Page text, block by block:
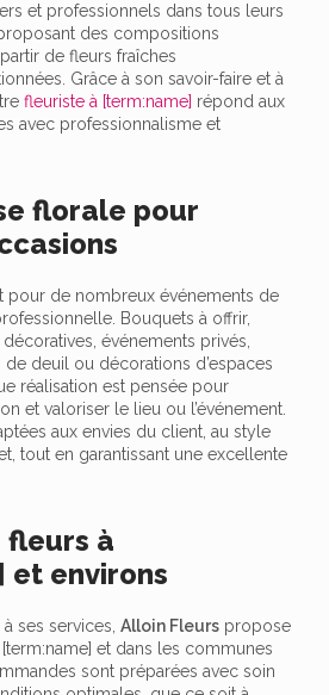
et professionnels dans tous leurs
des compositions
de fleurs fraîches
Grâce à son savoir-faire et à
fleuriste à [term:name] répond aux
avec professionnalisme et
florale pour
pour de nombreux événements de
Bouquets à offrir,
événements privés,
deuil ou décorations d’espaces
réalisation est pensée pour
et valoriser le lieu ou l’événement.
aux envies du client, au style
tout en garantissant une excellente
fleurs à
et environs
ses services, Alloin Fleurs propose
et dans les communes
sont préparées avec soin